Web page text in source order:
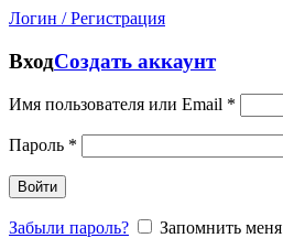
Логин / Регистрация
ВходСоздать аккаунт
Имя пользователя или Email *
Пароль *
Войти
Забыли пароль?
Запомнить меня